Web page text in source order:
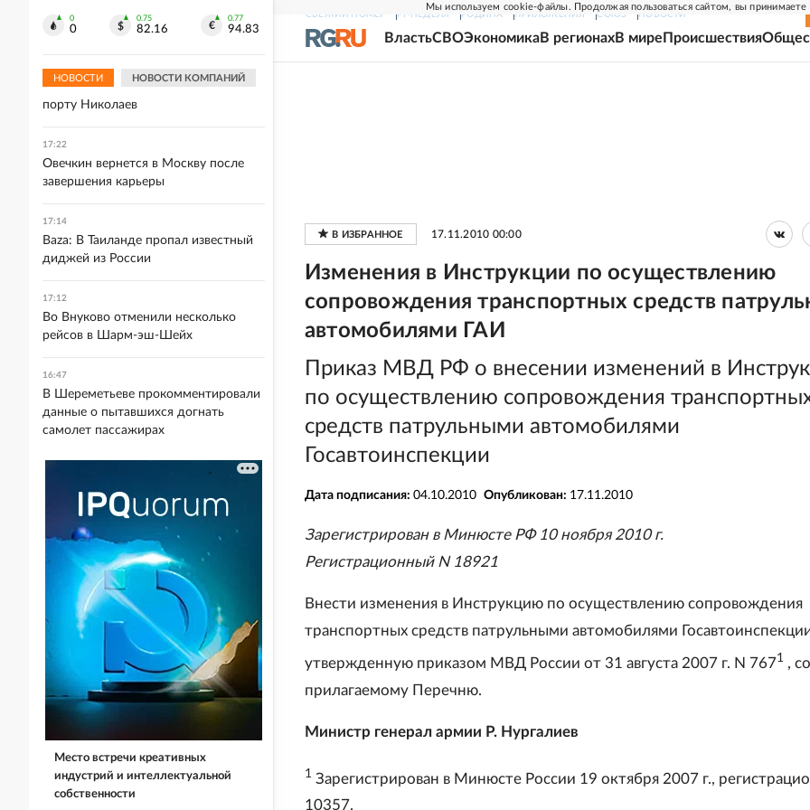
Мы используем cookie-файлы. Продолжая пользоваться сайтом, вы принимаете
СВЕЖИЙ НОМЕР РГ-НЕДЕЛЯ РОДИНА ПРИЛОЖЕНИЯ СОЮЗ НОВОСТИ
ВластьСВОЭкономикаВ регионахВ мире Происшествия
17.11.2010 00:00
Изменения в Инструкции по осуществлению
сопровождения транспортных средств
автомобилями ГАИ
Приказ МВД РФ о внесении изменений в
по осуществлению сопровождения
средств патрульными автомобилями
Госавтоинспекции
Дата подписания: 04.10.2010 Опубликован: 17.11.2010
Зарегистрирован в Минюсте РФ 10 ноября 2010 г.
Регистрационный N 18921
Внести изменения в Инструкцию по осуществлению сопровождения
транспортных средств патрульными автомобилями
утвержденную приказом МВД России от 31 августа 2007 г. N 7671 ,
прилагаемому Перечню.
Министр генерал армии Р. Нургалиев
1
Зарегистрирован в Минюсте России 19 октября 2007 г.,
10357.
0
0
0.75
82.16
0.77
94.83
НОВОСТИ НОВОСТИ КОМПАНИЙ
ВС России ударили по судам с
грузами для ВСУ в Черном море и
порту Николаев
17:22
Овечкин вернется в Москву после
завершения карьеры
17:14
Baza: В Таиланде пропал известный
диджей из России
17:12
Во Внуково отменили несколько
рейсов в Шарм-эш-Шейх
16:47
В Шереметьеве прокомментировали
данные о пытавшихся догнать
самолет пассажирах
Место встречи креативных
индустрий и интеллектуальной
собственности